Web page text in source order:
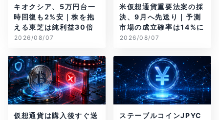
キオクシア、5万円台一
時回復も2%安｜株を抱
える東芝は純利益30倍
2026/08/07
米仮想通貨重要法案の採
決、9月へ先送り｜予測
市場の成立確率は14%に
2026/08/07
仮想通貨は購入後すぐ送
ステーブルコインJPYC